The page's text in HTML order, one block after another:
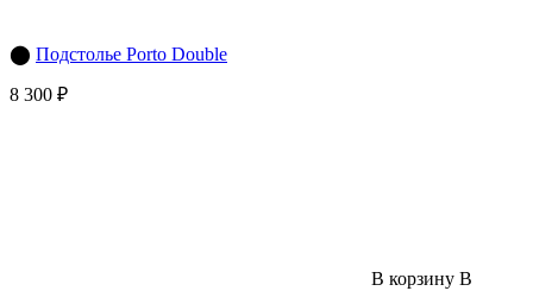
⬤ Подстолье Porto Double
8 300 ₽
В корзину В